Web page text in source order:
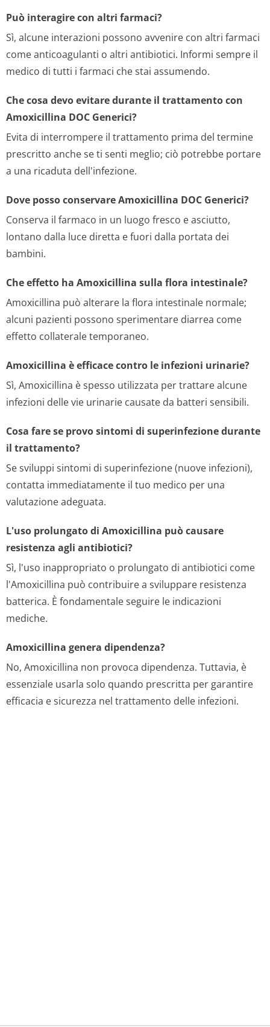
Può interagire con altri farmaci?
Sì, alcune interazioni possono avvenire con altri farmaci
come anticoagulanti o altri antibiotici. Informi sempre il
medico di tutti i farmaci che stai assumendo.
Che cosa devo evitare durante il trattamento con
Amoxicillina DOC Generici?
Evita di interrompere il trattamento prima del termine
prescritto anche se ti senti meglio; ciò potrebbe portare
a una ricaduta dell'infezione.
Dove posso conservare Amoxicillina DOC Generici?
Conserva il farmaco in un luogo fresco e asciutto,
lontano dalla luce diretta e fuori dalla portata dei
bambini.
Che effetto ha Amoxicillina sulla flora intestinale?
Amoxicillina può alterare la flora intestinale normale;
alcuni pazienti possono sperimentare diarrea come
effetto collaterale temporaneo.
Amoxicillina è efficace contro le infezioni urinarie?
Sì, Amoxicillina è spesso utilizzata per trattare alcune
infezioni delle vie urinarie causate da batteri sensibili.
Cosa fare se provo sintomi di superinfezione durante
il trattamento?
Se sviluppi sintomi di superinfezione (nuove infezioni),
contatta immediatamente il tuo medico per una
valutazione adeguata.
L'uso prolungato di Amoxicillina può causare
resistenza agli antibiotici?
Sì, l'uso inappropriato o prolungato di antibiotici come
l'Amoxicillina può contribuire a sviluppare resistenza
batterica. È fondamentale seguire le indicazioni
mediche.
Amoxicillina genera dipendenza?
No, Amoxicillina non provoca dipendenza. Tuttavia, è
essenziale usarla solo quando prescritta per garantire
efficacia e sicurezza nel trattamento delle infezioni.